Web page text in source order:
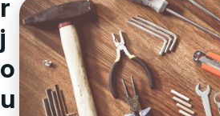
r
j
o
u